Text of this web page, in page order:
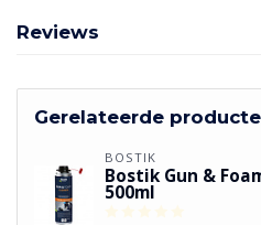
Reviews
Gerelateerde
BOSTIK
Bostik Gun &
500ml